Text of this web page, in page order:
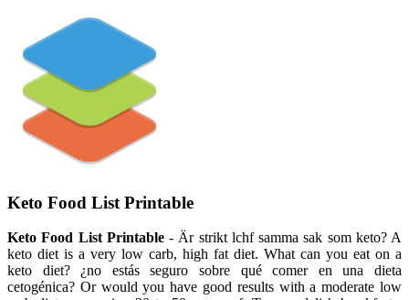
Keto Food List Printable
Keto Food List Printable- Är strikt lchf samma sak som keto? A
keto diet is a very low carb, high fat diet. What can you eat on a
keto diet? ¿no estás seguro sobre qué comer en una dieta
cetogénica? Or would you have good results with a moderate low